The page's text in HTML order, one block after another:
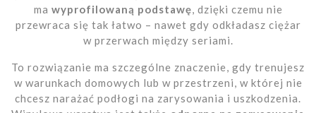
ma wyprofilowaną podstawę, dzięki czemu nie
przewraca się tak łatwo – nawet gdy odkładasz ciężar
w przerwach między seriami.
To rozwiązanie ma szczególne znaczenie, gdy trenujesz
w warunkach domowych lub w przestrzeni, w której nie
chcesz narażać podłogi na zarysowania i uszkodzenia.